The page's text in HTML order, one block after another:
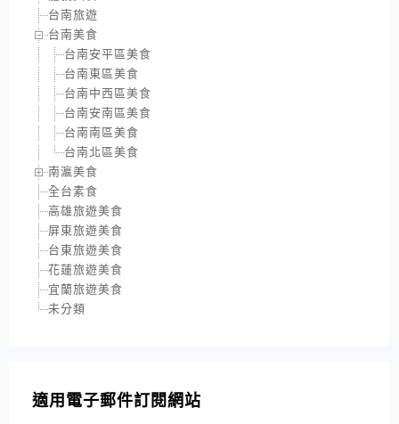
台南旅遊
台南美食
台南安平區美食
台南東區美食
台南中西區美食
台南安南區美食
台南南區美食
台南北區美食
南瀛美食
全台素食
高雄旅遊美食
屏東旅遊美食
台東旅遊美食
花蓮旅遊美食
宜蘭旅遊美食
未分類
適用電子郵件訂閱網站